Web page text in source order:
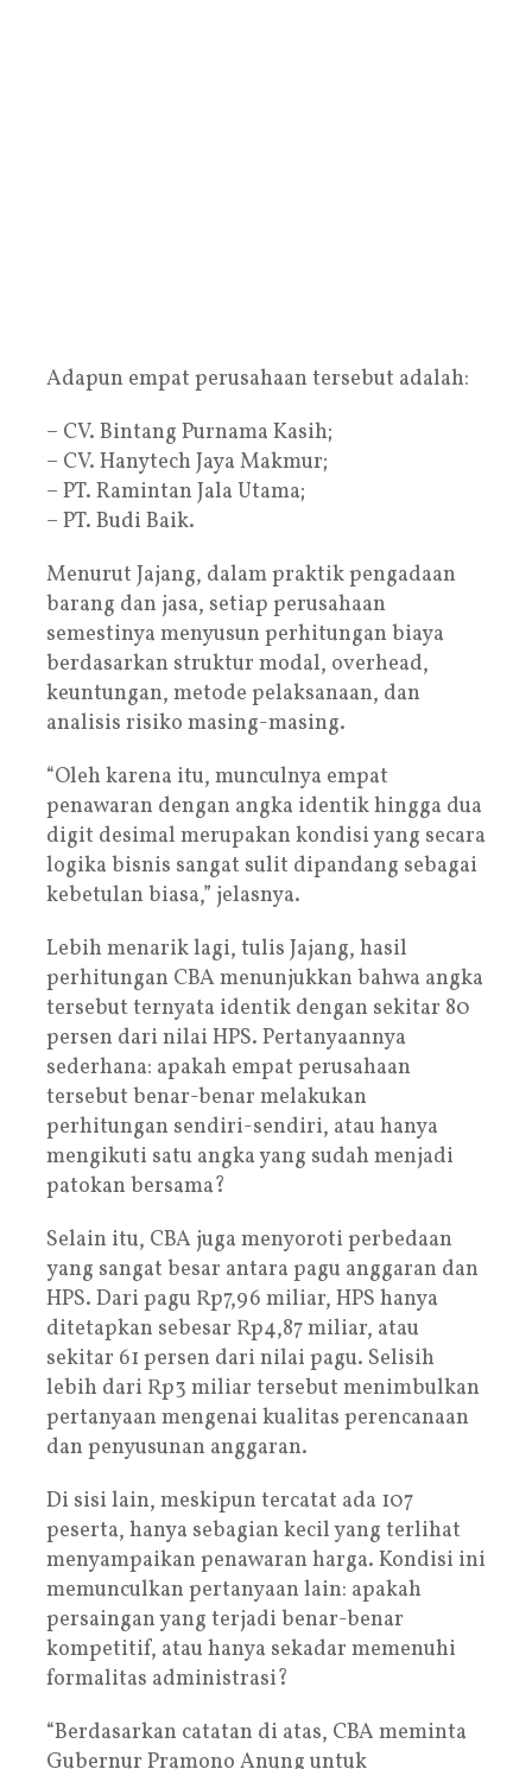
Adapun empat perusahaan tersebut adalah:
– CV. Bintang Purnama Kasih;
– CV. Hanytech Jaya Makmur;
– PT. Ramintan Jala Utama;
– PT. Budi Baik.
Menurut Jajang, dalam praktik pengadaan
barang dan jasa, setiap perusahaan
semestinya menyusun perhitungan biaya
berdasarkan struktur modal, overhead,
keuntungan, metode pelaksanaan, dan
analisis risiko masing-masing.
“Oleh karena itu, munculnya empat
penawaran dengan angka identik hingga dua
digit desimal merupakan kondisi yang secara
logika bisnis sangat sulit dipandang sebagai
kebetulan biasa,” jelasnya.
Lebih menarik lagi, tulis Jajang, hasil
perhitungan CBA menunjukkan bahwa angka
tersebut ternyata identik dengan sekitar 80
persen dari nilai HPS. Pertanyaannya
sederhana: apakah empat perusahaan
tersebut benar-benar melakukan
perhitungan sendiri-sendiri, atau hanya
mengikuti satu angka yang sudah menjadi
patokan bersama?
Selain itu, CBA juga menyoroti perbedaan
yang sangat besar antara pagu anggaran dan
HPS. Dari pagu Rp7,96 miliar, HPS hanya
ditetapkan sebesar Rp4,87 miliar, atau
sekitar 61 persen dari nilai pagu. Selisih
lebih dari Rp3 miliar tersebut menimbulkan
pertanyaan mengenai kualitas perencanaan
dan penyusunan anggaran.
Di sisi lain, meskipun tercatat ada 107
peserta, hanya sebagian kecil yang terlihat
menyampaikan penawaran harga. Kondisi ini
memunculkan pertanyaan lain: apakah
persaingan yang terjadi benar-benar
kompetitif, atau hanya sekadar memenuhi
formalitas administrasi?
“Berdasarkan catatan di atas, CBA meminta
Gubernur Pramono Anung untuk